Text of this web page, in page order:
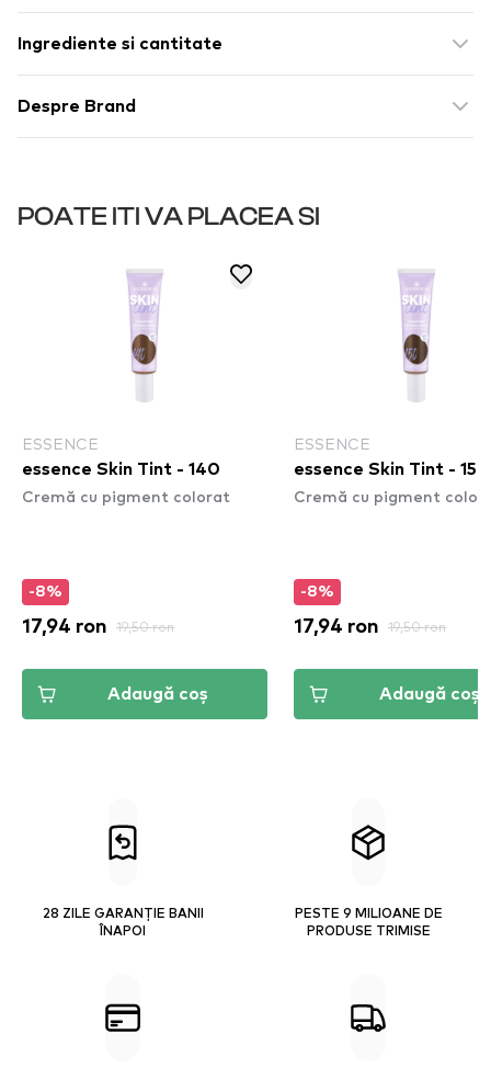
Ingrediente si cantitate
Despre Brand
POATE ITI VA PLACEA SI
ESSENCE
essence Skin Tint - 140
Cremă cu pigment colorat
-8%
17,94 ron 19,50 ron
Adaugă coș
ESSENCE
essence Skin Tint - 150
Cremă cu pigment
-8%
17,94 ron 19,50 ron
Adaugă coș
28 ZILE GARANȚIE BANII
ÎNAPOI
PESTE 9 MILIOANE DE
PRODUSE TRIMISE